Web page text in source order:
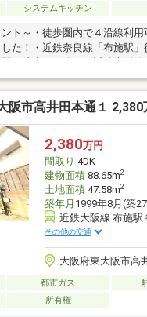
システムキッチン
ト～・徒歩圏内で４沿線利用
た！・近鉄奈良線「布施駅」
「ＪＲ俊徳道駅」徒歩１５
に特におすすめです。・間取
、お荷物の多い方必見です！
風から守れて大切に保管でき
施設が充実しており、お住ま
フォームプランを多数ご用意
わせください♪
阪市高井田本通１ 2,380
2,380万円
間取り 4DK
建物面積88.65m2
土地面積47.58m2
築年月 1999年8月(築
近鉄大阪線 布施駅
その他の交通
大阪府東大阪市高
都市ガス
所有権